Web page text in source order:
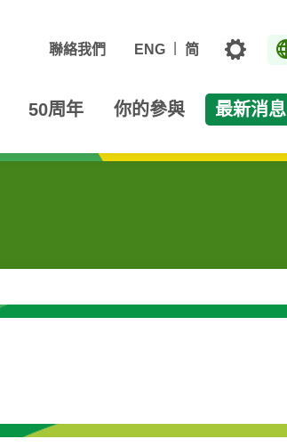
聯絡我們 ENG 简 主題
50周年 你的參與 最新消息